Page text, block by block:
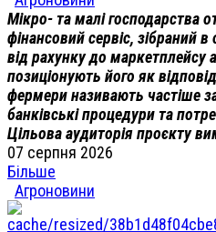
Мікро- та малі господарства
фінансовий сервіс, зібраний
від рахунку до маркетплейсу
позиціонують його як
фермери називають частіше
банківські процедури та
Цільова аудиторія проєкту
07 серпня 2026
Більше
Агроновини